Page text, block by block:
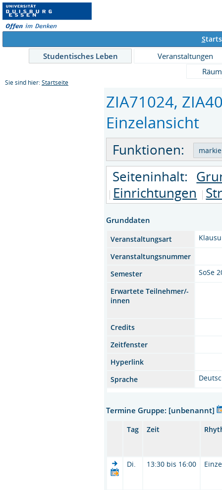
S
Studentisches Leben
Veranstaltungen
Sie sind hier: Startseite
ZIA71024,
Einzelansicht
Funktionen:
Seiteninhalt:
Einrichtungen
Grunddaten
Veranstaltungsart
Veranstaltungsnummer
Semester
SoSe
Erwartete Teilnehmer/-
innen
Credits
Zeitfenster
Hyperlink
Sprache
Termine Gruppe: [unbenannt]
Tag Zeit
Di. 13:30 bis 16:00